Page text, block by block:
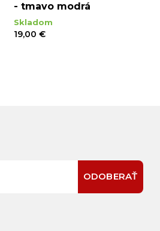
- tmavo modrá
Skladom
19,00 €
ODOBERAŤ